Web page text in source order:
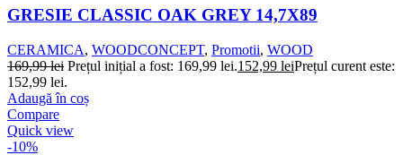
GRESIE CLASSIC OAK GREY 14,7X89
CERAMICA, WOODCONCEPT, Promotii, WOOD
169,99lei Prețul inițial a fost: 169,99 lei.152,99 leiPrețul curent este:
152,99 lei.
Adaugă în coș
Compare
Quick view
-10%